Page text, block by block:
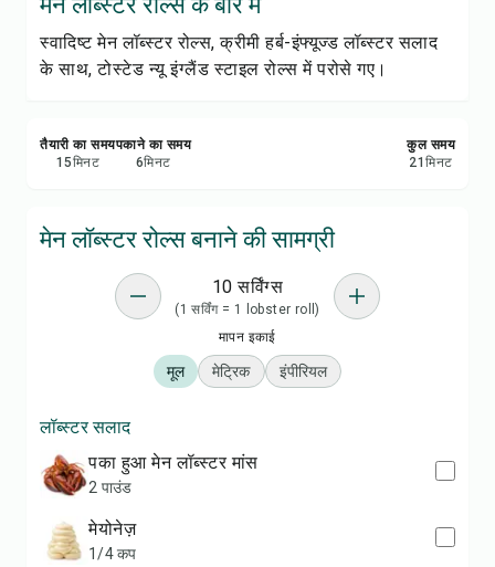
शेयर करें
स्वादिष्ट मेन लॉब्स्टर रोल्स, क्रीमी हर्ब-इंफ्यूज्ड लॉब्स्टर सलाद
के साथ, टोस्टेड न्यू इंग्लैंड स्टाइल रोल्स में परोसे गए।
तैयारी का समय
15मिनट
पकाने का समय
6मिनट
कुल समय
21मिनट
मेन लॉब्स्टर रोल्स बनाने की सामग्री
10 सर्विंग्स
(1 सर्विंग = 1 lobster roll)
मापन इकाई
मूल मेट्रिक इंपीरियल
लॉब्स्टर सलाद
पका हुआ मेन लॉब्स्टर मांस
2 पाउंड
मेयोनेज़
1/4 कप